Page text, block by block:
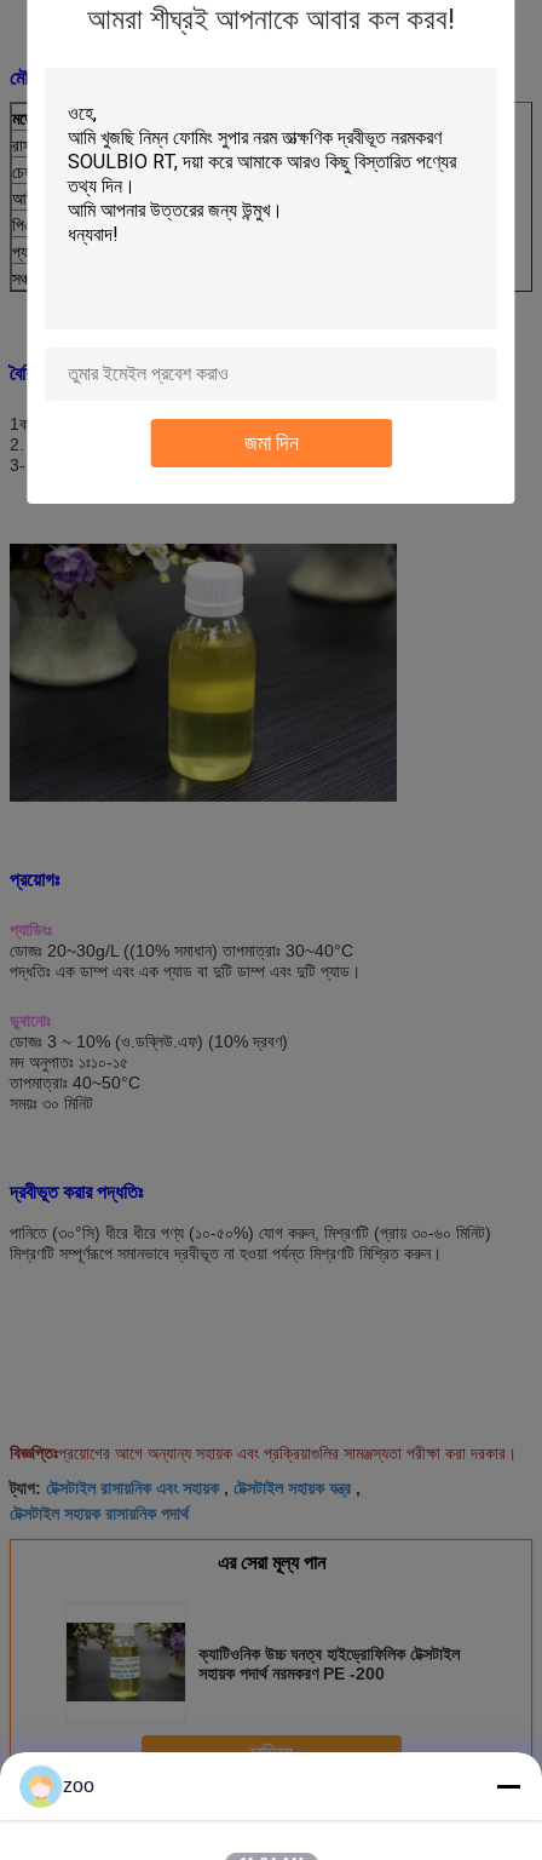
আমরা শীঘ্রই আপনাকে আবার কল করব!
জমা দিন
মৌলিক তথ্য:
মডেল নাম
রাসায়নিক গঠন
চতুর্থাংশ ফ্যাটি অ্যামাইডস যৌগ
চেহারা
হালকা হলুদ বা হলুদ-কালো রঙের ভিস্কোস তরল
আইওনিটি
ক্যাটিওনিক
পিএইচ মান
৩-৪ (৫-১০% সমাধান)
প্যাকিং
সঞ্চয়কাল
বৈশিষ্ট্যঃ
1কাপড়ের উপর নরম এবং মসৃণ হ্যান্ডেল দিন।
2. ভাল হাইড্রোফিলিক এবং পুনরায় ভিজানোর বৈশিষ্ট্যযুক্ত চিকিত্সা করা উপকরণ।
3- কম ফোমিং।
প্রয়োগঃ
প্যাডিংঃ
ডোজঃ 20~30g/L ((10% সমাধান) তাপমাত্রাঃ 30~40°C
পদ্ধতিঃ এক ডাম্প এবং এক প্যাড বা দুটি ডাম্প এবং দুটি প্যাড।
ডুবানোঃ
ডোজঃ 3 ~ 10% (ও.ডব্লিউ.এফ) (10% দ্রবণ)
মদ অনুপাতঃ ১ঃ১০-১৫
তাপমাত্রাঃ 40~50°C
সময়ঃ ৩০ মিনিট
দ্রবীভূত করার পদ্ধতিঃ
পানিতে (৩০°সি) ধীরে ধীরে পণ্য (১০-৫০%) যোগ করুন, মিশ্রণটি (প্রায় ৩০-৬০ মিনিট)
মিশ্রণটি সম্পূর্ণরূপে সমানভাবে দ্রবীভূত না হওয়া পর্যন্ত মিশ্রণটি মিশ্রিত করুন।
বিজ্ঞপ্তিঃপ্রয়োগের আগে অন্যান্য সহায়ক এবং প্রক্রিয়াগুলির সামঞ্জস্যতা পরীক্ষা করা দরকার।
ট্যাগ: টেক্সটাইল রাসায়নিক এবং সহায়ক, টেক্সটাইল সহায়ক যন্ত্র ,
টেক্সটাইল সহায়ক রাসায়নিক পদার্থ
এর সেরা মূল্য পান
ক্যাটিওনিক উচ্চ ঘনত্ব হাইড্রোফিলিক টেক্সটাইল
সহায়ক পদার্থ নরমকরণ PE -200
চালিয়ে
অধিকটেক্সটাইল সহায়ক এজেন্ট
zoo